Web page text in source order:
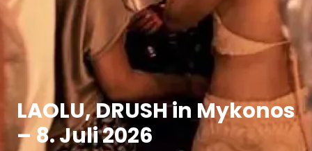
LAOLU, DRUSH in Mykonos
– 8. Juli 2026